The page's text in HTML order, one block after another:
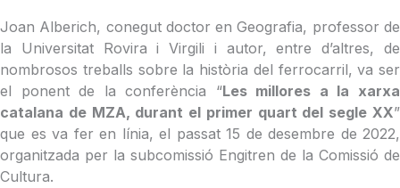
Joan Alberich, conegut doctor en Geografia, professor de
la Universitat Rovira i Virgili i autor, entre d’altres, de
nombrosos treballs sobre la història del ferrocarril, va ser
el ponent de la conferència “Les millores a la xarxa
catalana de MZA, durant el primer quart del segle XX”
que es va fer en línia, el passat 15 de desembre de 2022,
organitzada per la subcomissió Engitren de la Comissió de
Cultura.